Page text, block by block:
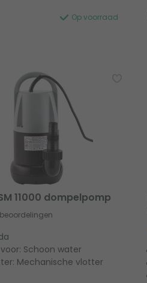
Op voorraad
11000 dompelpomp
Schoon water
Mechanische vlotter